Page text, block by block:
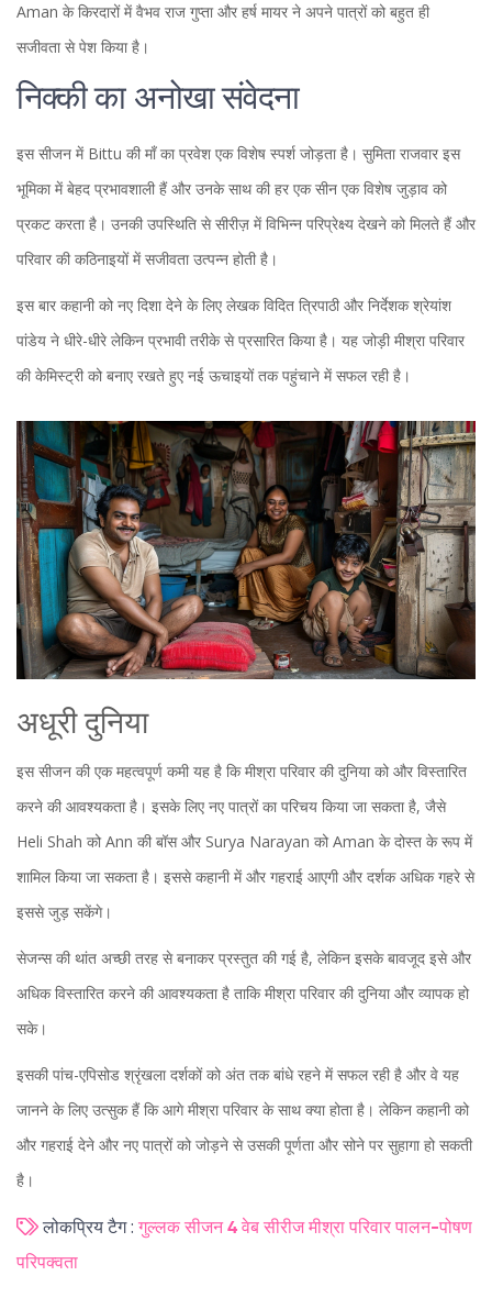
Aman के किरदारों में वैभव राज गुप्ता और हर्ष मायर ने अपने पात्रों को बहुत ही
सजीवता से पेश किया है।
निक्की का अनोखा संवेदना
इस सीजन में Bittu की माँ का प्रवेश एक विशेष स्पर्श जोड़ता है। सुमिता राजवार इस
भूमिका में बेहद प्रभावशाली हैं और उनके साथ की हर एक सीन एक विशेष जुड़ाव को
प्रकट करता है। उनकी उपस्थिति से सीरीज़ में विभिन्न परिप्रेक्ष्य देखने को मिलते हैं और
परिवार की कठिनाइयों में सजीवता उत्पन्न होती है।
इस बार कहानी को नए दिशा देने के लिए लेखक विदित त्रिपाठी और निर्देशक श्रेयांश
पांडेय ने धीरे-धीरे लेकिन प्रभावी तरीके से प्रसारित किया है। यह जोड़ी मीश्रा परिवार
की केमिस्ट्री को बनाए रखते हुए नई ऊचाइयों तक पहुंचाने में सफल रही है।
अधूरी दुनिया
इस सीजन की एक महत्वपूर्ण कमी यह है कि मीश्रा परिवार की दुनिया को और विस्तारित
करने की आवश्यकता है। इसके लिए नए पात्रों का परिचय किया जा सकता है, जैसे
Heli Shah को Ann की बॉस और Surya Narayan को Aman के दोस्त के रूप में
शामिल किया जा सकता है। इससे कहानी में और गहराई आएगी और दर्शक अधिक गहरे से
इससे जुड़ सकेंगे।
सेजन्स की थांत अच्छी तरह से बनाकर प्रस्तुत की गई है, लेकिन इसके बावजूद इसे और
अधिक विस्तारित करने की आवश्यकता है ताकि मीश्रा परिवार की दुनिया और व्यापक हो
सके।
इसकी पांच-एपिसोड श्रृंखला दर्शकों को अंत तक बांधे रहने में सफल रही है और वे यह
जानने के लिए उत्सुक हैं कि आगे मीश्रा परिवार के साथ क्या होता है। लेकिन कहानी को
और गहराई देने और नए पात्रों को जोड़ने से उसकी पूर्णता और सोने पर सुहागा हो सकती
है।
लोकप्रिय टैग : गुल्लक सीजन 4 वेब सीरीज मीश्रा परिवार पालन-पोषण
परिपक्वता